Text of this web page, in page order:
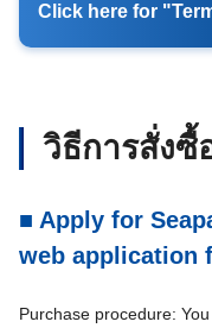
Click here for
วิธีการสั่งซื้
■ Apply for
web application
Purchase procedure: